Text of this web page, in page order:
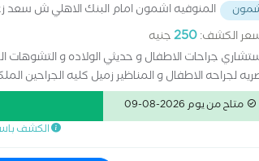
المنوفيه اشمون امام البنك الاهلي ش سعد
الكشف:250جنيه
جراحات الاطفال و حديثي الولاده و التشوهات
لجراحه الاطفال و المناظير زميل كليه الجراحين
والنحافة جراحات الصدر و زيادة التعرق عند الاطفال
متاح من يوم 2026-08-09
الكشف